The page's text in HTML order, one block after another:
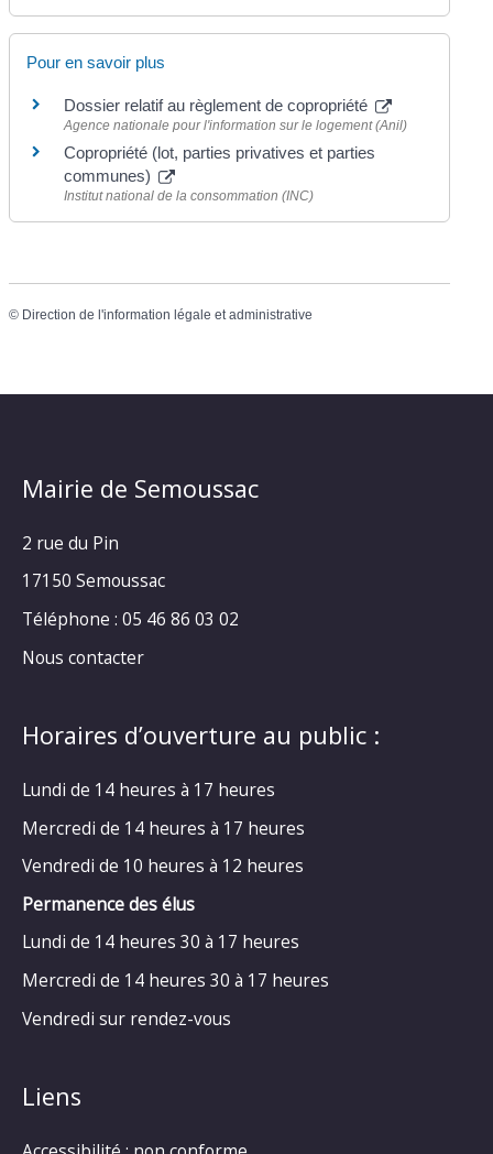
Pour en savoir plus
Dossier relatif au règlement de copropriété
Agence nationale pour l'information sur le logement (Anil)
Copropriété (lot, parties privatives et parties
communes)
Institut national de la consommation (INC)
© Direction de l'information légale et administrative
Mairie de Semoussac
2 rue du Pin
17150 Semoussac
Téléphone : 05 46 86 03 02
Nous contacter
Horaires d’ouverture au public :
Lundi de 14 heures à 17 heures
Mercredi de 14 heures à 17 heures
Vendredi de 10 heures à 12 heures
Permanence des élus
Lundi de 14 heures 30 à 17 heures
Mercredi de 14 heures 30 à 17 heures
Vendredi sur rendez-vous
Liens